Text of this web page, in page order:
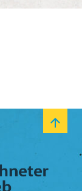
arrow_upward